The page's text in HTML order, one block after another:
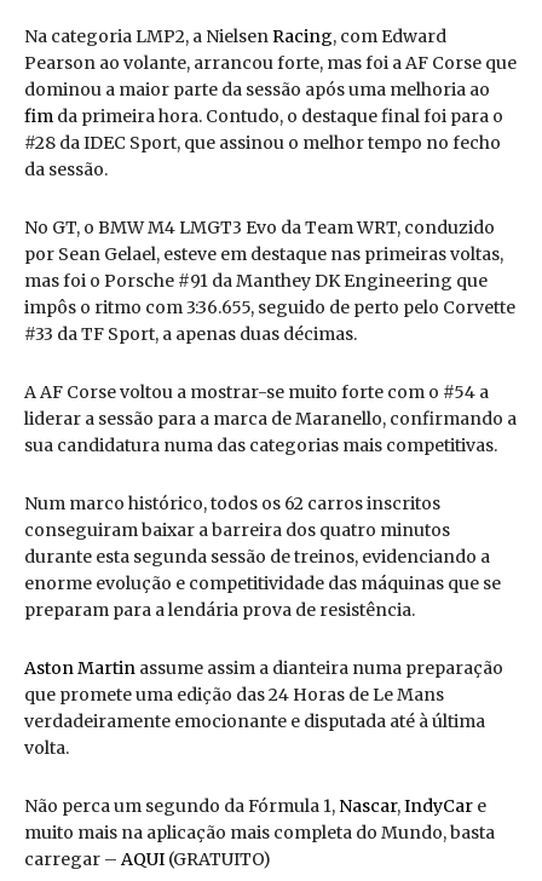
Na categoria LMP2, a NielsenRacing, com Edward
Pearson ao volante, arrancou forte, mas foi a AF Corse que
dominou a maior parte da sessão após uma melhoria ao
fim da primeira hora. Contudo, o destaque final foi para o
#28 da IDEC Sport, que assinou o melhor tempo no fecho
da sessão.
No GT, o BMW M4 LMGT3 Evo da Team WRT, conduzido
por Sean Gelael, esteve em destaque nas primeiras voltas,
mas foi o Porsche #91 da Manthey DK Engineering que
impôs o ritmo com 3:36.655, seguido de perto pelo Corvette
#33 da TF Sport, a apenas duas décimas.
A AF Corse voltou a mostrar-se muito forte com o #54 a
liderar a sessão para a marca de Maranello, confirmando a
sua candidatura numa das categorias mais competitivas.
Num marco histórico, todos os 62 carros inscritos
conseguiram baixar a barreira dos quatro minutos
durante esta segunda sessão de treinos, evidenciando a
enorme evolução e competitividade das máquinas que se
preparam para a lendária prova de resistência.
Aston Martin assume assim a dianteira numa preparação
que promete uma edição das 24 Horas de Le Mans
verdadeiramente emocionante e disputada até à última
volta.
Não perca um segundo da Fórmula 1, Nascar,IndyCar e
muito mais na aplicação mais completa do Mundo, basta
carregar – AQUI (GRATUITO)